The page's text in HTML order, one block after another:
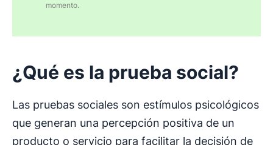
momento.
¿Qué es la prueba social?
Las pruebas sociales son estímulos psicológicos
que generan una percepción positiva de un
producto o servicio para facilitar la decisión de